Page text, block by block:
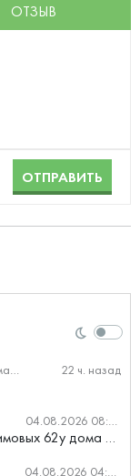
ОТЗЫВ
ОТПРАВИТЬ
Гость 7370, 12.03.2020 Вебинар от Нмаркет.ПРО: «Актуальное об ипотеке: что нужно знать» 22 ч. назад
04.08.2026 08:34
На сайте форум жильцов бр.касимовых 62у дома растут красивые...
04.08.2026 04:46